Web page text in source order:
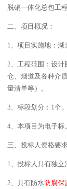
脱硝一体化总包工
二、项目概况：
1、项目实施地：湖
2、工程范围：设
仓、烟道及各种介
量清单等）。
3、标段划分：1个。
4、本项目为电子标
三、投标人资格要求
1、投标人具有独立
2、具有防水 防腐保